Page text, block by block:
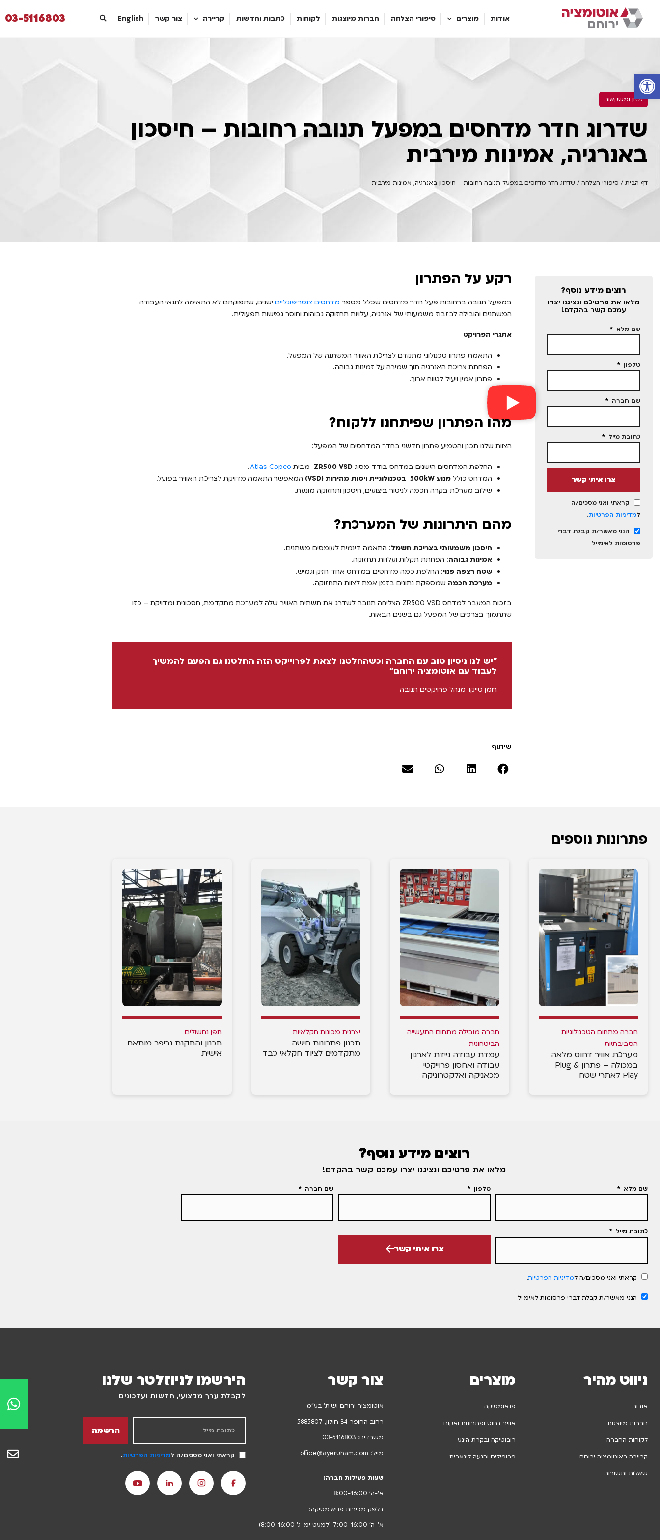
פתח סרגל נגישות
אודות מוצרים סיפורי הצלחה חברות מיוצגות לקוחות כתבות וחדשות קריירה צור קשר English
03-5116803
מזון ומשקאות
שדרוג חדר מדחסים במפעל תנובה רחובות – חיסכון
באנרגיה, אמינות מירבית
דף הבית / סיפורי הצלחה / שדרוג חדר מדחסים במפעל תנובה רחובות – חיסכון באנרגיה, אמינות מירבית
רוצים מידע נוסף?
מלאו את פרטיכם ונציגנו יצרו
עמכם קשר בהקדם!
שם מלא
טלפון
שם חברה
כתובת מייל
קראתי ואני מסכים/ה
למדיניות הפרטיות.
הנני מאשר/ת קבלת דברי
פרסומות לאימייל
צרו איתי קשר
רקע על הפתרון
במפעל תנובה ברחובות פעל חדר מדחסים שכלל מספר מדחסים צנטריפוגליים ישנים, שתפוקתם לא התאימה לתנאי העבודה
המשתנים והובילה לבזבוז משמעותי של אנרגיה, עלויות תחזוקה גבוהות וחוסר גמישות תפעולית.
אתגרי הפרויקט
התאמת פתרון טכנולוגי מתקדם לצריכת האוויר המשתנה של המפעל.
הפחתת צריכת האנרגיה תוך שמירה על זמינות גבוהה.
פתרון אמין ויעיל לטווח ארוך.
מהו הפתרון שפיתחנו ללקוח?
הצוות שלנו תכנן והטמיע פתרון חדשני בחדר המדחסים של המפעל:
החלפת המדחסים הישנים במדחס בודד מסוגZR500 VSD מבית Atlas Copco
.
המדחס כוללמנוע 500kW בטכנולוגיית ויסות מהירות (VSD)
המאפשר התאמה מדויקת לצריכת האוויר בפועל.
שילוב מערכת בקרה חכמה לניטור ביצועים, חיסכון ותחזוקה מונעת.
מהם היתרונות של המערכת?
חיסכון משמעותי בצריכת חשמל: התאמה דינמית לעומסים משתנים.
אמינות גבוהה: הפחתת תקלות ועלויות תחזוקה.
שטח רצפה פנוי: החלפת כמה מדחסים במדחס אחד חזק וגמיש.
מערכת חכמה שמספקת נתונים בזמן אמת לצוות התחזוקה.
בזכות המעבר למדחס ZR500 VSD הצליחה תנובה לשדרג את תשתית האוויר שלה למערכת מתקדמת, חסכונית ומדויקת – כזו
שתתמוך בצרכים של המפעל גם בשנים הבאות.
"יש לנו ניסיון טוב עם החברה וכשהחלטנו לצאת לפרוייקט הזה החלטנו גם הפעם להמשיך
לעבוד עם אוטומציה ירוחם"
רומן טייקו, מנהל פרויקטים תנובה
שיתוף
פתרונות נוספים
חברה מתחום הטכנולוגיות
הסביבתיות
מערכת אוויר דחוס מלאה
במכולה – פתרון Plug &
Play לאתרי שטח
חברה מובילה מתחום התעשייה
הביטחונית
עמדת עבודה ניידת לארגון
עבודה ואחסון פרוייקטי
מכאניקה ואלקטרוניקה
יצרנית מכונות חקלאיות
תכנון פתרונות חישה
מתקדמים לציוד חקלאי כבד
תפן נחשולים
תכנון והתקנת גריפר מותאם
אישית
רוצים מידע נוסף?
מלאו את פרטיכם ונציגנו יצרו עמכם קשר בהקדם!
שם מלא טלפון שם חברה
כתובת מייל
קראתי ואני מסכים/ה למדיניות הפרטיות.
הנני מאשר/ת קבלת דברי פרסומות לאימייל
צרו איתי קשר
ניווט מהיר
אודות
חברות מיוצגות
לקוחות החברה
קריירה באוטומציה ירוחם
שאלות ותשובות
מוצרים
פנאומטיקה
אוויר דחוס ופתרונות ואקום
רובוטיקה ובקרת הינע
פרופילים והנעה לינארית
צור קשר
אוטומציה ירוחם ושות’ בע”מ
רחוב החופר 34 חולון, 5885807
משרדים:03-5116803
מייל: office@ayeruham.com
שעות פעילות חברה:
א’-ה’ 8:00-16:00
דלפק מכירות פניאומטיקה:
א’-ה’ 7:00-16:00 (למעט ימי ג’ 8:00-16:00)
הירשמו לניוזלטר שלנו
לקבלת ערך מקצועי, חדשות ועדכונים
קראתי ואני מסכים/ה למדיניות הפרטיות.
הרשמה